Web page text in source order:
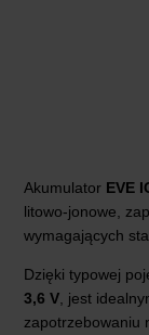
Akumulator EVE
litowo-jonowe,
wymagających
Dzięki typowej
3,6 V, jest
zapotrzebowaniu